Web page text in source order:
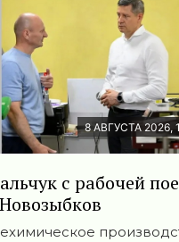
8 АВГУСТА 2026,
с рабочей